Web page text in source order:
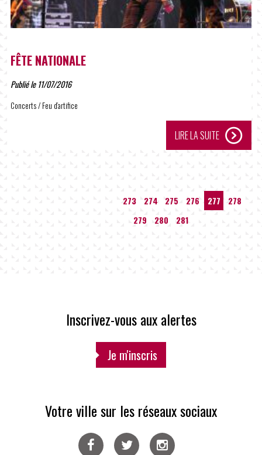
FÊTE NATIONALE
Publié le 11/07/2016
Concerts / Feu d’artifice
LIRE LA SUITE
273 274 275 276 277
278
279
280 281
Inscrivez-vous aux alertes
Je m'inscris
Votre ville sur les réseaux sociaux